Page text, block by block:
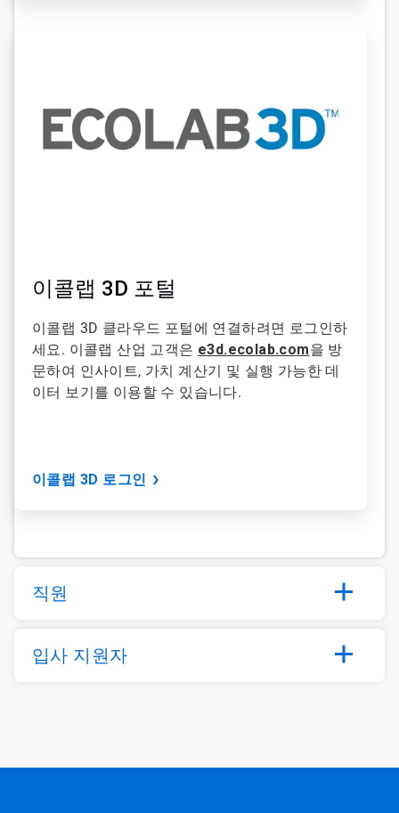
이콜랩 3D 포털
이콜랩 3D 클라우드 포털에 연결하려면 로그인하
세요. 이콜랩 산업 고객은 e3d.ecolab.com을 방
문하여 인사이트, 가치 계산기 및 실행 가능한 데
이터 보기를 이용할 수 있습니다.
이콜랩 3D 로그인
직원
입사 지원자